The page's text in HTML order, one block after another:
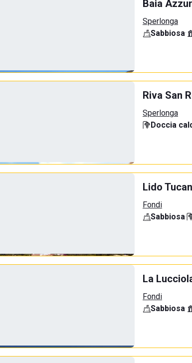
Baia
Sperlonga
Sabbiosa·
Riva San
Sperlonga
Doccia
Lido
Fondi
Sabbiosa·
La
Fondi
Sabbiosa·